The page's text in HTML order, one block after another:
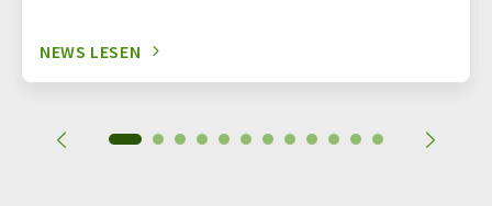
NEWS LESEN